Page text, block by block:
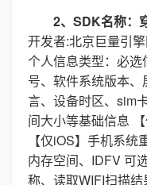
2、SDK名称：
开发者:北京巨量引
个人信息类型：必
号、软件系统版本
言、设备时区、sim
间大小等基础信息
【仅iOS】手机系
内存空间、IDFV 可
称、读取WIFI扫描